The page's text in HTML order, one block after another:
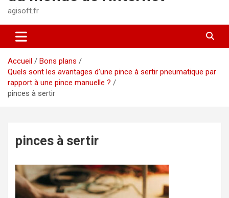
agisoft.fr
Accueil
Bons plans
Quels sont les avantages d’une pince à sertir pneumatique par
rapport à une pince manuelle ?
pinces à sertir
pinces à sertir